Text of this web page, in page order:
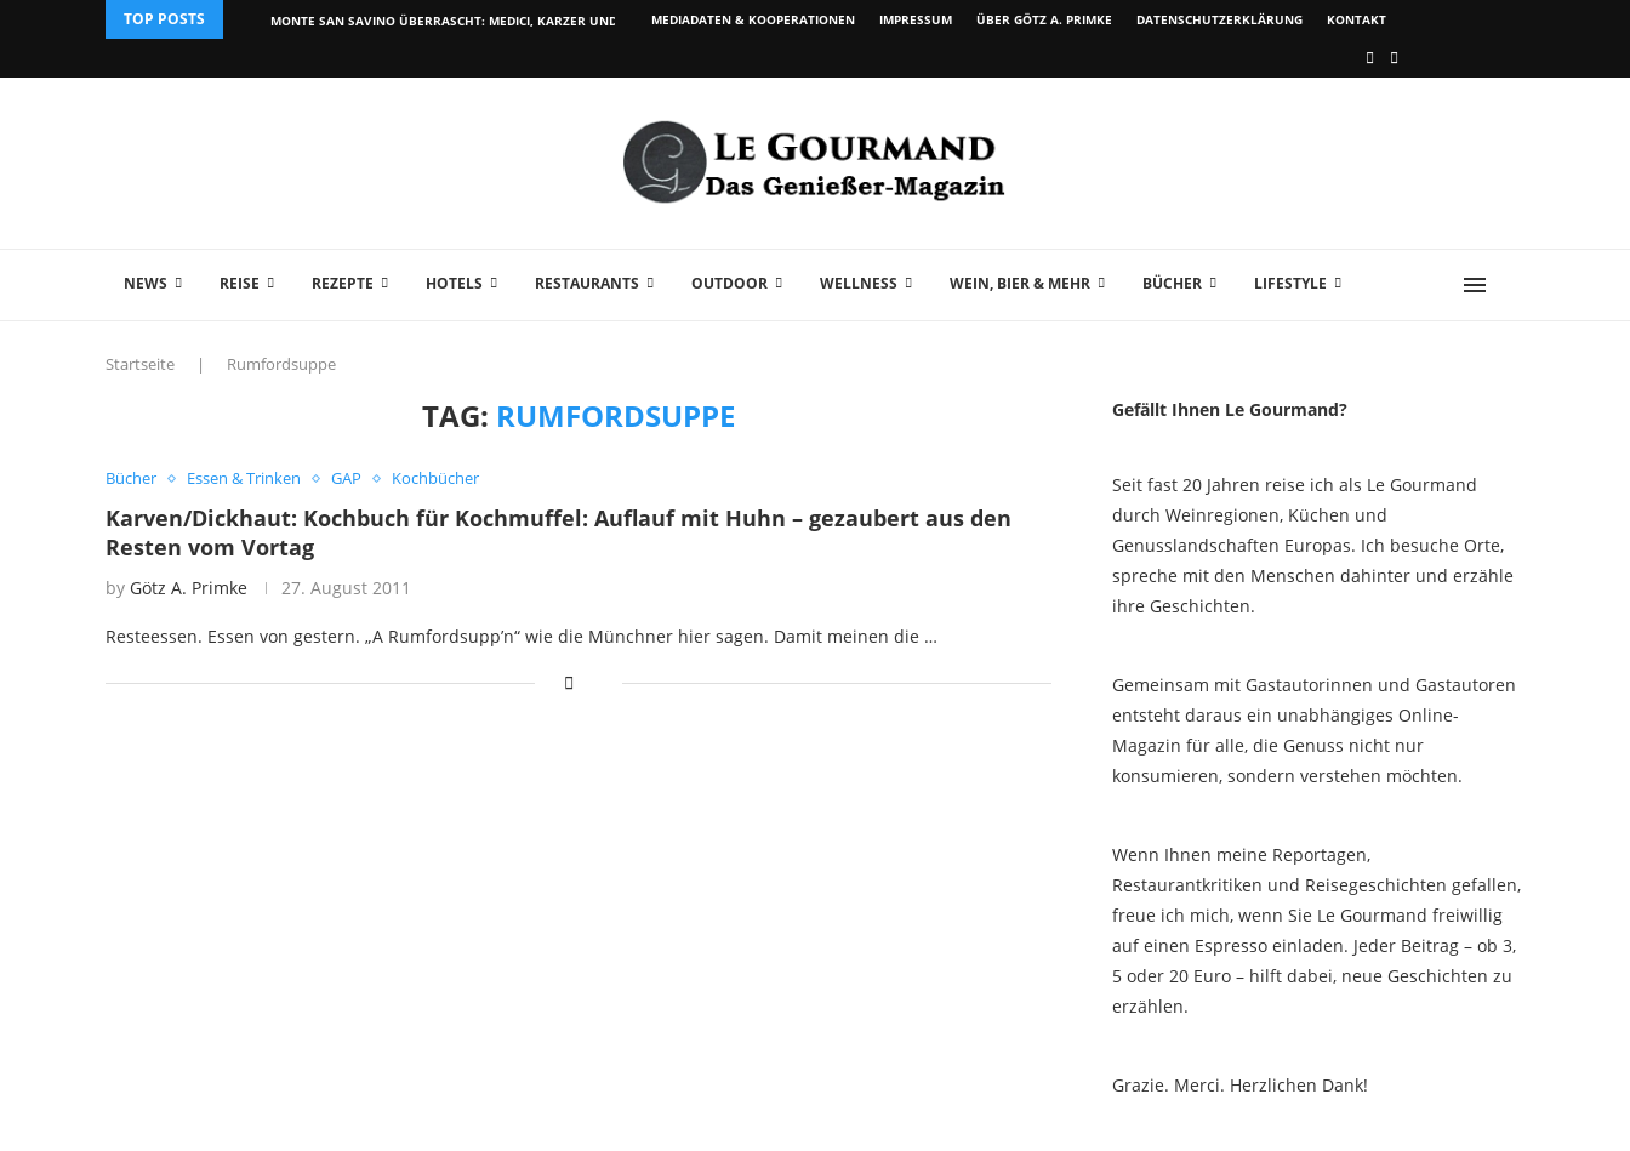
TOP POSTS MONTE SAN SAVINO ÜBERRASCHT: MEDICI, KARZER UND WEIN...MEDIADATEN & KOOPERATIONEN IMPRESSUM ÜBER GÖTZ A. PRIMKE DATENSCHUTZERKLÄRUNG KONTAKT
NEWS REISE REZEPTE HOTELS RESTAURANTS OUTDOOR WELLNESS WEIN, BIER & MEHR BÜCHER LIFESTYLE
Startseite | Rumfordsuppe
TAG: RUMFORDSUPPE
Bücher Essen & Trinken GAP Kochbücher
Karven/Dickhaut: Kochbuch für Kochmuffel: Auflauf mit Huhn – gezaubert aus den
Resten vom Vortag
by Götz A. Primke 27. August 2011
Resteessen. Essen von gestern. „A Rumfordsupp’n“ wie die Münchner hier sagen. Damit meinen die …
Gefällt Ihnen Le Gourmand?
Seit fast 20 Jahren reise ich als Le Gourmand
durch Weinregionen, Küchen und
Genusslandschaften Europas. Ich besuche Orte,
spreche mit den Menschen dahinter und erzähle
ihre Geschichten.
Gemeinsam mit Gastautorinnen und Gastautoren
entsteht daraus ein unabhängiges Online-
Magazin für alle, die Genuss nicht nur
konsumieren, sondern verstehen möchten.
Wenn Ihnen meine Reportagen,
Restaurantkritiken und Reisegeschichten gefallen,
freue ich mich, wenn Sie Le Gourmand freiwillig
auf einen Espresso einladen. Jeder Beitrag – ob 3,
5 oder 20 Euro – hilft dabei, neue Geschichten zu
erzählen.
Grazie. Merci. Herzlichen Dank!